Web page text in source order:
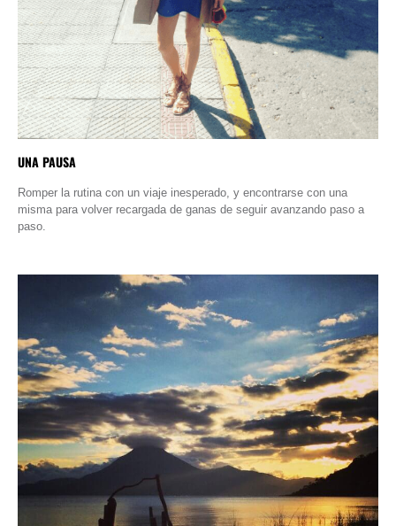
UNA PAUSA
Romper la rutina con un viaje inesperado, y encontrarse con una
misma para volver recargada de ganas de seguir avanzando paso a
paso.